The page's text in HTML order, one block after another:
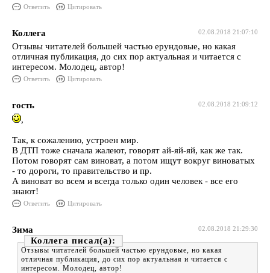
Ответить Цитировать
02.08.2018 21:07:10
Коллега
Отзывы читателей большей частью ерундовые, но какая
отличная публикация, до сих пор актуальная и читается с
интересом. Молодец, автор!
Ответить Цитировать
02.08.2018 21:09:12
гость
,
Так, к сожалению, устроен мир.
В ДТП тоже сначала жалеют, говорят ай-яй-яй, как же так.
Потом говорят сам виноват, а потом ищут вокруг виноватых
- то дороги, то правительство и пр.
А виноват во всем и всегда только один человек - все его
знают!
Ответить Цитировать
02.08.2018 21:29:30
Зима
Коллега
Отзывы читателей большей частью ерундовые, но какая
отличная публикация, до сих пор актуальная и читается с
интересом. Молодец, автор!